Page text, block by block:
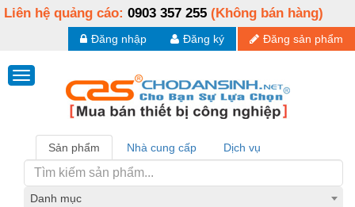
Liên hệ quảng cáo: 0903 357 255 (Không bán hàng)
Đăng sản phẩm
Đăng ký
Đăng nhập
Sản phẩm Nhà cung cấp Dịch vụ
Danh mục